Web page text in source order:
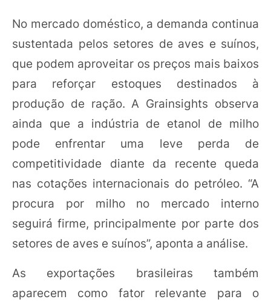
No mercado doméstico, a demanda continua
sustentada pelos setores de aves e suínos,
que podem aproveitar os preços mais baixos
para reforçar estoques destinados à
produção de ração. A Grainsights observa
ainda que a indústria de etanol de milho
pode enfrentar uma leve perda de
competitividade diante da recente queda
nas cotações internacionais do petróleo. “A
procura por milho no mercado interno
seguirá firme, principalmente por parte dos
setores de aves e suínos”, aponta a análise.
As exportações brasileiras também
aparecem como fator relevante para o